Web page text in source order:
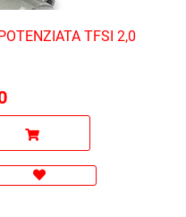
TFSI 2,0